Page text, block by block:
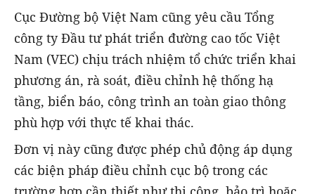
Cục Đường bộ Việt Nam cũng yêu cầu Tổng
công ty Đầu tư phát triển đường cao tốc Việt
Nam (VEC) chịu trách nhiệm tổ chức triển khai
phương án, rà soát, điều chỉnh hệ thống hạ
tầng, biển báo, công trình an toàn giao thông
phù hợp với thực tế khai thác.
Đơn vị này cũng được phép chủ động áp dụng
các biện pháp điều chỉnh cục bộ trong các